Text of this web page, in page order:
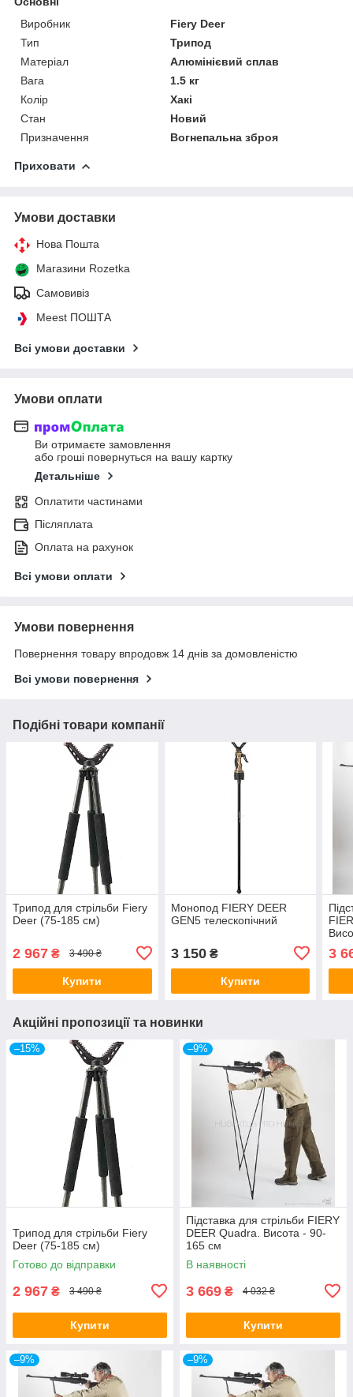
Виробник
Fiery Deer
Тип
Трипод
Матеріал
Алюмінієвий сплав
Вага
1.5 кг
Колір
Хакі
Стан
Новий
Призначення
Вогнепальна зброя
Приховати
Умови доставки
Нова Пошта
Магазини Rozetka
Самовивіз
Meest ПОШТА
Всі умови доставки
Умови оплати
Ви отримаєте замовлення
або гроші повернуться на вашу картку
Детальніше
Оплатити частинами
Післяплата
Оплата на рахунок
Всі умови оплати
Умови повернення
Повернення товару впродовж 14 днів за домовленістю
Всі умови повернення
Подібні товари компанії
Трипод для стрільби Fiery
Deer (75-185 см)
2 967 ₴ 3 490 ₴
Купити
Монопод FIERY DEER
GEN5 телескопічний
3 150₴
Купити
3
Акційні пропозиції та новинки
–15%
Трипод для стрільби Fiery
Deer (75-185 см)
Готово до відправки
2 967 ₴ 3 490 ₴
Купити
–9%
Підставка для стрільби FIERY
DEER Quadra. Висота - 90-
165 см
В наявності
3 669 ₴ 4 032 ₴
Купити
–9% –9%